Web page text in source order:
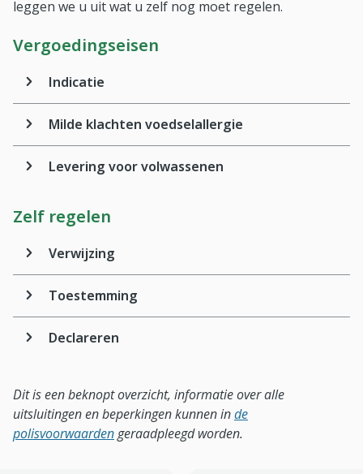
leggen we u uit wat u zelf nog moet regelen.
Vergoedingseisen
Indicatie
Milde klachten voedselallergie
Levering voor volwassenen
Zelf regelen
Verwijzing
Toestemming
Declareren
Dit is een beknopt overzicht, informatie over alle
uitsluitingen en beperkingen kunnen inde
polisvoorwaardengeraadpleegd worden.